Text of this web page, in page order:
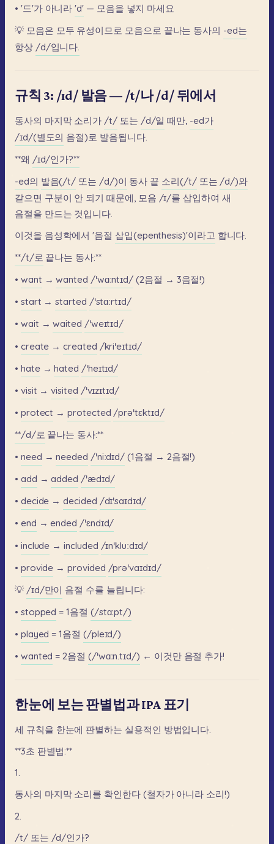
• '드'가 아니라 'd' — 모음을 넣지 마세요
💡 모음은 모두 유성이므로 모음으로 끝나는 동사의 -ed는
항상 /d/입니다.
규칙 3: /ɪd/ 발음 — /t/나 /d/ 뒤에서
동사의 마지막 소리가 /t/ 또는 /d/일 때만, -ed가
/ɪd/(별도의 음절)로 발음됩니다.
**왜 /ɪd/인가?**
-ed의 발음(/t/ 또는 /d/)이 동사 끝 소리(/t/ 또는 /d/)와
같으면 구분이 안 되기 때문에, 모음 /ɪ/를 삽입하여 새
음절을 만드는 것입니다.
이것을 음성학에서 '음절 삽입(epenthesis)'이라고 합니다.
**/t/로 끝나는 동사:**
• want → wanted /ˈwɑːntɪd/ (2음절 → 3음절!)
• start → started /ˈstɑːrtɪd/
• wait → waited /ˈweɪtɪd/
• create → created /kriˈeɪtɪd/
• hate → hated /ˈheɪtɪd/
• visit → visited /ˈvɪzɪtɪd/
• protect → protected /prəˈtɛktɪd/
**/d/로 끝나는 동사:**
• need → needed /ˈniːdɪd/ (1음절 → 2음절!)
• add → added /ˈædɪd/
• decide → decided /dɪˈsaɪdɪd/
• end → ended /ˈɛndɪd/
• include → included /ɪnˈkluːdɪd/
• provide → provided /prəˈvaɪdɪd/
💡 /ɪd/만이 음절 수를 늘립니다:
• stopped = 1음절 (/stɑːpt/)
• played = 1음절 (/pleɪd/)
• wanted = 2음절 (/ˈwɑːn.tɪd/) ← 이것만 음절 추가!
한눈에 보는 판별법과 IPA 표기
세 규칙을 한눈에 판별하는 실용적인 방법입니다.
**3초 판별법:**
1.
동사의 마지막 소리를 확인한다 (철자가 아니라 소리!)
2.
/t/ 또는 /d/인가?